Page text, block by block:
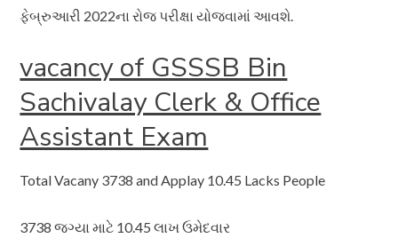
ફેબ્રુઆરી 2022ના રોજ પરીક્ષા યોજવામાં આવશે.
vacancy of GSSSB Bin
Sachivalay Clerk & Office
Assistant Exam
Total Vacany 3738 and Applay 10.45 Lacks People
3738 જગ્યા માટે 10.45 લાખ ઉમેદવાર